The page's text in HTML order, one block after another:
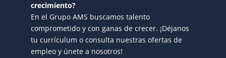
crecimiento?
En el Grupo AMS buscamos talento
comprometido y con ganas de crecer. ¡Déjanos
tu currículum o consulta nuestras ofertas de
empleo y únete a nosotros!